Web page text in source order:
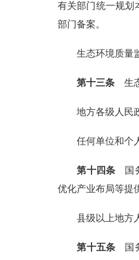
有关部门统一规划
部门备案。
生态环境质量
第十三条生态
地方各级人民
任何单位和个
第十四条 国
优化产业布局等提
县级以上地方
第十五条 国